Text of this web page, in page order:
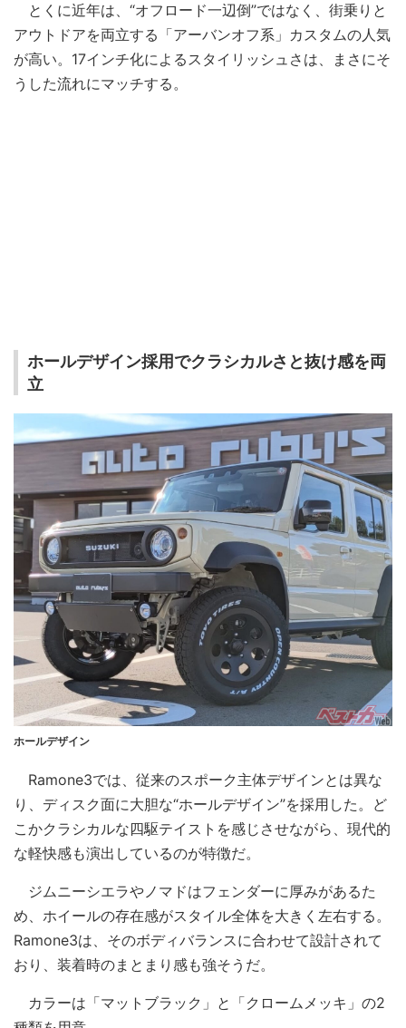
とくに近年は、“オフロード一辺倒”ではなく、街乗りと
アウトドアを両立する「アーバンオフ系」カスタムの人気
が高い。17インチ化によるスタイリッシュさは、まさにそ
うした流れにマッチする。
ホールデザイン採用でクラシカルさと抜け感を両
立
ホールデザイン
Ramone3では、従来のスポーク主体デザインとは異な
り、ディスク面に大胆な“ホールデザイン”を採用した。ど
こかクラシカルな四駆テイストを感じさせながら、現代的
な軽快感も演出しているのが特徴だ。
ジムニーシエラやノマドはフェンダーに厚みがあるた
め、ホイールの存在感がスタイル全体を大きく左右する。
Ramone3は、そのボディバランスに合わせて設計されて
おり、装着時のまとまり感も強そうだ。
カラーは「マットブラック」と「クロームメッキ」の2